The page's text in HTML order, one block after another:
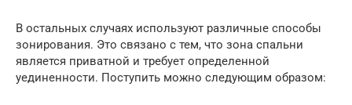
В остальных случаях используют различные способы
зонирования. Это связано с тем, что зона спальни
является приватной и требует определенной
уединенности. Поступить можно следующим образом: